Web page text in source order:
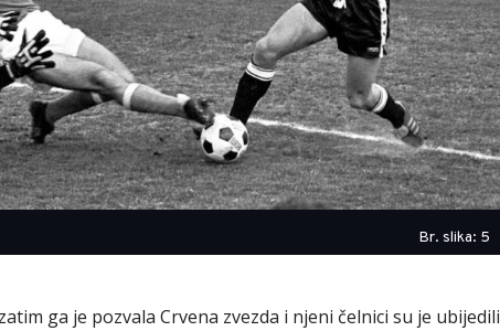
Br. slika: 5
ga je pozvala Crvena zvezda i njeni čelnici su je ubijedili